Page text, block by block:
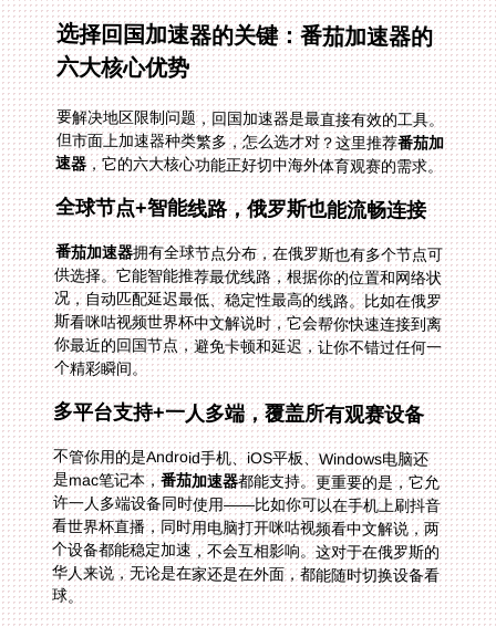
选择回国加速器的关键：番茄加速器的
六大核心优势
要解决地区限制问题，回国加速器是最直接有效的工具。
但市面上加速器种类繁多，怎么选才对？这里推荐番茄加
速器，它的六大核心功能正好切中海外体育观赛的需求。
全球节点+智能线路，俄罗斯也能流畅连接
番茄加速器拥有全球节点分布，在俄罗斯也有多个节点可
供选择。它能智能推荐最优线路，根据你的位置和网络状
况，自动匹配延迟最低、稳定性最高的线路。比如在俄罗
斯看咪咕视频世界杯中文解说时，它会帮你快速连接到离
你最近的回国节点，避免卡顿和延迟，让你不错过任何一
个精彩瞬间。
多平台支持+一人多端，覆盖所有观赛设备
不管你用的是Android手机、iOS平板、Windows电脑还
是mac笔记本，番茄加速器都能支持。更重要的是，它允
许一人多端设备同时使用——比如你可以在手机上刷抖音
看世界杯直播，同时用电脑打开咪咕视频看中文解说，两
个设备都能稳定加速，不会互相影响。这对于在俄罗斯的
华人来说，无论是在家还是在外面，都能随时切换设备看
球。